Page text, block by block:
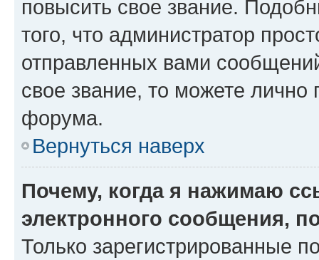
повысить свое звание.
того, что администратор
отправленных вами
свое звание, то можете лично
форума.
Вернуться наверх
Почему, когда я нажимаю
электронного сообщения,
Только зарегистрированные